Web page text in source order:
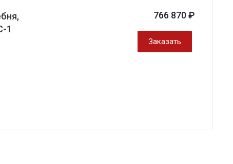
1
766 870 ₽
Заказать